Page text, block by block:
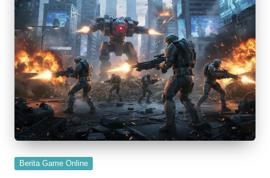
Posted
Berita Game Online